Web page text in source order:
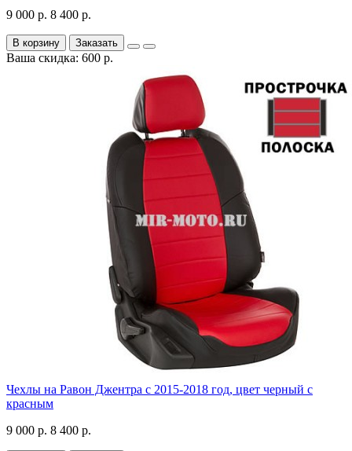
9 000 р. 8 400 р.
В корзину Заказать
Ваша скидка: 600 р.
Чехлы на Равон Джентра с 2015-2018 год, цвет черный с
красным
9 000 р. 8 400 р.